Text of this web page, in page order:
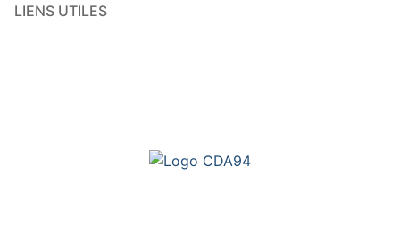
LIENS UTILES